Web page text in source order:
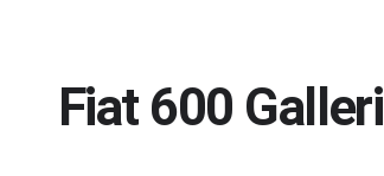
Fiat 600 Galleri